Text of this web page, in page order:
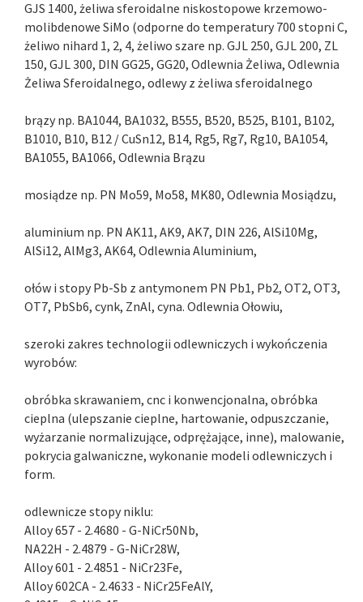
GJS 1400, żeliwa sferoidalne niskostopowe krzemowo-
molibdenowe SiMo (odporne do temperatury 700 stopni C,
żeliwo nihard 1, 2, 4, żeliwo szare np. GJL 250, GJL 200, ZL
150, GJL 300, DIN GG25, GG20, Odlewnia Żeliwa, Odlewnia
Żeliwa Sferoidalnego, odlewy z żeliwa sferoidalnego
brązy np. BA1044, BA1032, B555, B520, B525, B101, B102,
B1010, B10, B12 / CuSn12, B14, Rg5, Rg7, Rg10, BA1054,
BA1055, BA1066, Odlewnia Brązu
mosiądze np. PN Mo59, Mo58, MK80, Odlewnia Mosiądzu,
aluminium np. PN AK11, AK9, AK7, DIN 226, AlSi10Mg,
AlSi12, AlMg3, AK64, Odlewnia Aluminium,
ołów i stopy Pb-Sb z antymonem PN Pb1, Pb2, OT2, OT3,
OT7, PbSb6, cynk, ZnAl, cyna. Odlewnia Ołowiu,
szeroki zakres technologii odlewniczych i wykończenia
wyrobów:
obróbka skrawaniem, cnc i konwencjonalna, obróbka
cieplna (ulepszanie cieplne, hartowanie, odpuszczanie,
wyżarzanie normalizujące, odprężające, inne), malowanie,
pokrycia galwaniczne, wykonanie modeli odlewniczych i
form.
odlewnicze stopy niklu:
Alloy 657 - 2.4680 - G-NiCr50Nb,
NA22H - 2.4879 - G-NiCr28W,
Alloy 601 - 2.4851 - NiCr23Fe,
Alloy 602CA - 2.4633 - NiCr25FeAlY,